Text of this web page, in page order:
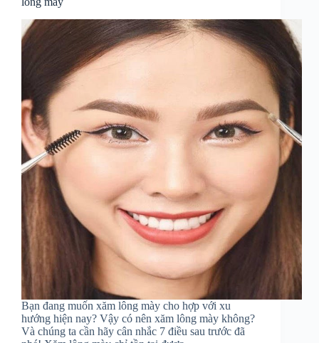
Bạn đang muốn xăm lông mày cho hợp với xu
hướng hiện nay? Vậy có nên xăm lông mày không?
Và chúng ta cần hãy cân nhắc 7 điều sau trước đã